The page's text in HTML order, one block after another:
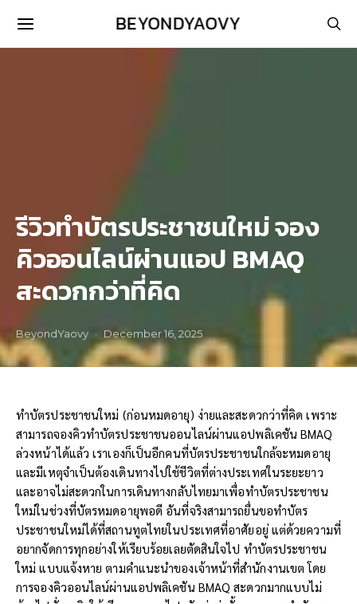
BEYONDYAOVY
รีวิวทำบัตรประชาชนใหม่ จอง
คิวออนไลน์ผ่านแอป BMAQ
สะดวกกว่าที่คิด
BeyondYaovy December 16, 2025
ทำบัตรประชาชนใหม่ (ก่อนหมดอายุ) ง่ายและสะดวกว่าที่คิด เพราะ
สามารถจองคิวทำบัตรประชาชนออนไลน์ผ่านแอปพลิเคชัน BMAQ
ล่วงหน้าได้แล้ว เราเองก็เป็นอีกคนที่บัตรประชาชนใกล้จะหมดอายุ
และมีเหตุจำเป็นต้องเดินทางไปใช้ชีวิตที่ต่างประเทศในระยะยาว
และอาจไม่สะดวกในการเดินทางกลับไทยมาเพื่อทำบัตรประชาชน
ใหม่ในช่วงที่บัตรหมดอายุพอดี อันที่จริงสามารถยื่นขอทำบัตร
ประชาชนใหม่ได้ที่สถานทูตไทยในประเทศที่อาศัยอยู่ แต่ด้วยความที่
อยากจัดการทุกอย่างให้เรียบร้อยเลยตัดสินใจไป ทำบัตรประชาชน
ใหม่ แบบแจ้งหาย ตามคำแนะนำของเจ้าหน้าที่สำนักงานเขต โดย
การจองคิวออนไลน์ผ่านแอปพลิเคชัน BMAQ สะดวกมากแบบไม่